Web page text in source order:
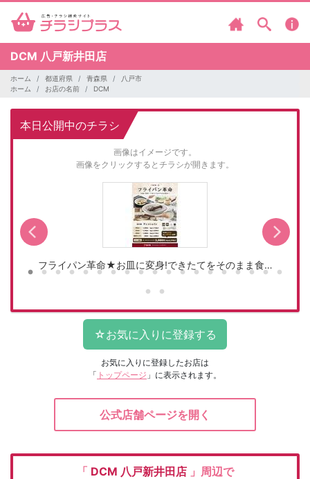
DCM 八戸新井田店
ホーム 都道府県 青森県
八戸市
ホーム
お店の名前 DCM
本日公開中のチラシ
画像はイメージです。
画像をクリックするとチラシが開きます。
フライパン革命★お皿に変身!できたてをそのまま食…
お気に入りに登録したお店は
「 トップページ 」に表示されます。
公式店舗ページを開く
「 DCM 八戸新井田店 」周辺で